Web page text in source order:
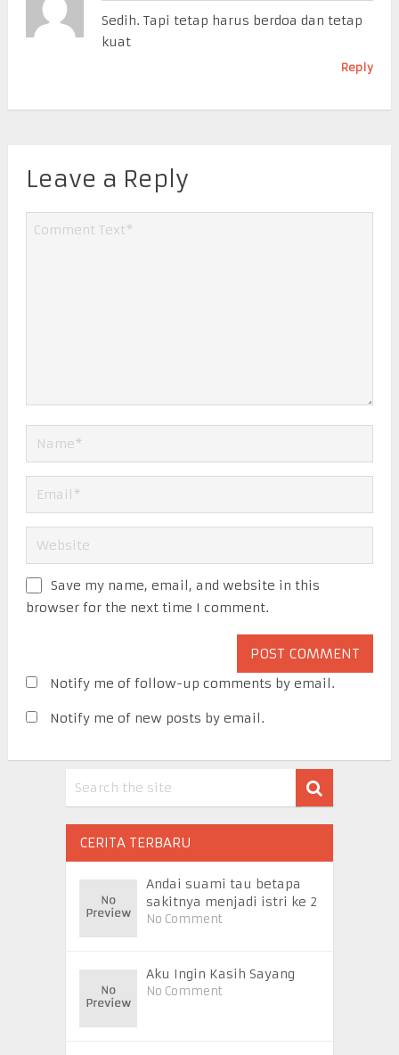
Sedih. Tapi tetap harus berdoa dan tetap
kuat
Reply
Leave a Reply
Save my name, email, and website in this
browser for the next time I comment.
Notify me of follow-up comments by email.
Notify me of new posts by email.
CERITA TERBARU
Andai suami tau betapa
sakitnya menjadi istri ke 2
No Comment
Aku Ingin Kasih Sayang
No Comment